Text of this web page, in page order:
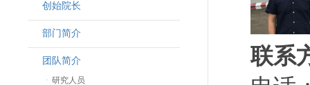
· 韩晶磊副院长
· 周勇副院长
林勇新副院长
创始院长
部门简介
团队简介
· 研究人员
联系